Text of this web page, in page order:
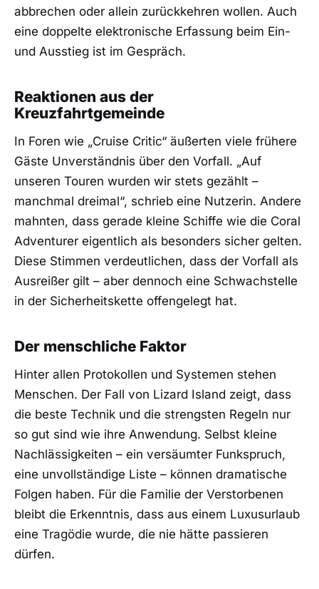
abbrechen oder allein zurückkehren wollen. Auch
eine doppelte elektronische Erfassung beim Ein-
und Ausstieg ist im Gespräch.
Reaktionen aus der
Kreuzfahrtgemeinde
In Foren wie „Cruise Critic“ äußerten viele frühere
Gäste Unverständnis über den Vorfall. „Auf
unseren Touren wurden wir stets gezählt –
manchmal dreimal“, schrieb eine Nutzerin. Andere
mahnten, dass gerade kleine Schiffe wie die Coral
Adventurer eigentlich als besonders sicher gelten.
Diese Stimmen verdeutlichen, dass der Vorfall als
Ausreißer gilt – aber dennoch eine Schwachstelle
in der Sicherheitskette offengelegt hat.
Der menschliche Faktor
Hinter allen Protokollen und Systemen stehen
Menschen. Der Fall von Lizard Island zeigt, dass
die beste Technik und die strengsten Regeln nur
so gut sind wie ihre Anwendung. Selbst kleine
Nachlässigkeiten – ein versäumter Funkspruch,
eine unvollständige Liste – können dramatische
Folgen haben. Für die Familie der Verstorbenen
bleibt die Erkenntnis, dass aus einem Luxusurlaub
eine Tragödie wurde, die nie hätte passieren
dürfen.